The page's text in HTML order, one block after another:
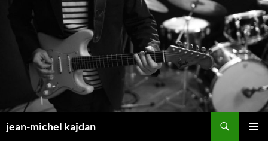
jean-michel kajdan